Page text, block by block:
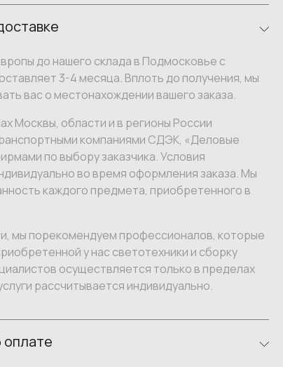
до нашего склада в Подмосковье с
3-4 месяца. Вплоть до получения, мы
вас о местонахождении вашего заказа.
Москвы, области и в регионы России
компаниями СДЭК, «Деловые
по выбору заказчика. Условия
во время оформления заказа. Мы
каждого предмета, приобретенного в
мы порекомендуем профессионалов, которые
у нас светотехники и сборку
осуществляется только в пределах
рассчитывается индивидуально.